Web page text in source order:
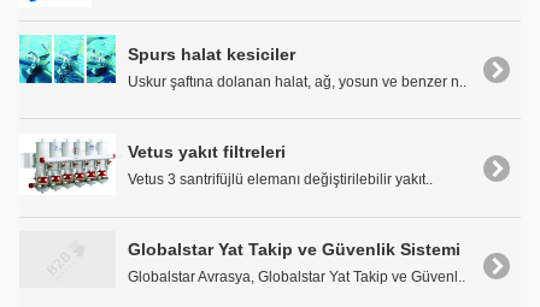
Spurs halat kesiciler
Uskur şaftına dolanan halat, ağ, yosun ve benzer n..
Vetus yakıt filtreleri
Vetus 3 santrifüjlü elemanı değiştirilebilir yakıt..
Globalstar Yat Takip ve Güvenlik Sistemi
Globalstar Avrasya, Globalstar Yat Takip ve Güvenl..